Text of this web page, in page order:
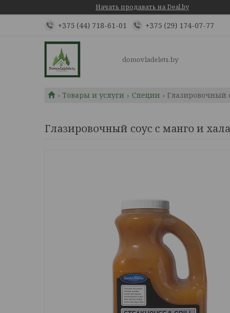
Начать продавать на Deal.by
+375 (44) 718-61-01 +375 (29) 174-07-77
domovladelets.by
Товары и услуги Специи Глазировочный
Глазировочный соус с манго и